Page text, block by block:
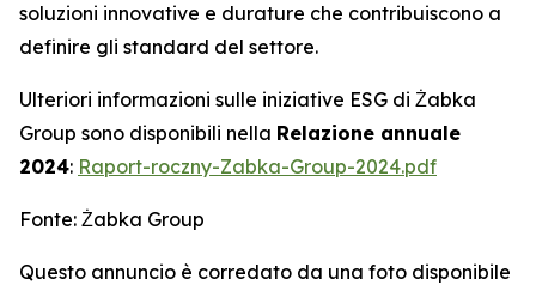
soluzioni innovative e durature che contribuiscono a
definire gli standard del settore.
Ulteriori informazioni sulle iniziative ESG di Żabka
Group sono disponibili nella Relazione annuale
2024: Raport-roczny-Zabka-Group-2024.pdf
Fonte: Żabka Group
Questo annuncio è corredato da una foto disponibile